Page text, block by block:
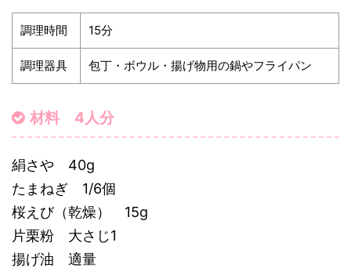
調理時間 15分
調理器具 包丁・ボウル・揚げ物用の鍋やフライパン
材料 4人分
絹さや 40g
たまねぎ 1/6個
桜えび（乾燥） 15g
片栗粉 大さじ1
揚げ油 適量